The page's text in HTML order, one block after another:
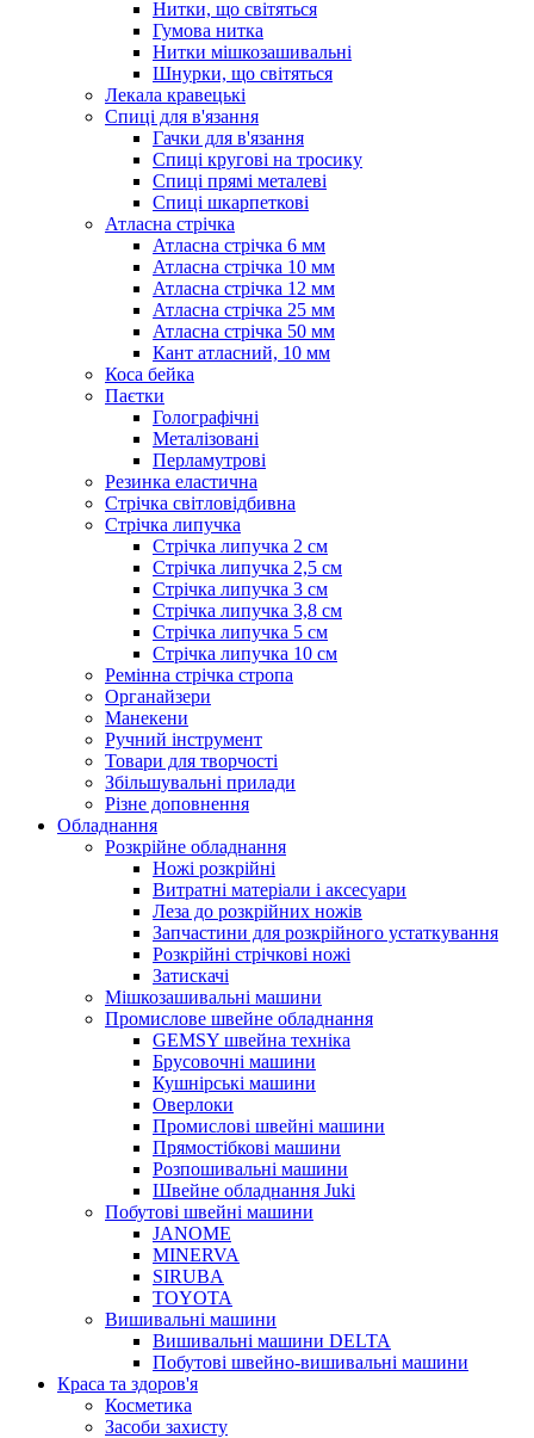
Нитки, що світяться
Гумова нитка
Нитки мішкозашивальні
Шнурки, що світяться
Лекала кравецькі
Cпиці для в'язання
Гачки для в'язання
Спиці кругові на тросику
Спиці прямі металеві
Спиці шкарпеткові
Атласна стрічка
Атласна стрічка 6 мм
Атласна стрічка 10 мм
Атласна стрічка 12 мм
Атласна стрічка 25 мм
Атласна стрічка 50 мм
Кант атласний, 10 мм
Коса бейка
Паєтки
Голографічні
Металізовані
Перламутрові
Резинка еластична
Стрічка світловідбивна
Стрічка липучка
Стрічка липучка 2 см
Стрічка липучка 2,5 см
Стрічка липучка 3 см
Стрічка липучка 3,8 см
Стрічка липучка 5 см
Стрічка липучка 10 см
Ремінна стрічка стропа
Органайзери
Манекени
Ручний інструмент
Товари для творчості
Збільшувальні прилади
Різне доповнення
Обладнання
Розкрійне обладнання
Ножі розкрійні
Витратні матеріали і аксесуари
Леза до розкрійних ножів
Запчастини для розкрійного устаткування
Розкрійні стрічкові ножі
Затискачі
Мішкозашивальні машини
Промислове швейне обладнання
GEMSY швейна техніка
Брусовочні машини
Кушнірські машини
Оверлоки
Промислові швейні машини
Прямостібкові машини
Розпошивальні машини
Швейне обладнання Juki
Побутові швейні машини
JANOME
MINERVA
SIRUBA
TOYOTA
Вишивальні машини
Вишивальні машини DELTA
Побутові швейно-вишивальні машини
Краса та здоров'я
Косметика
Засоби захисту